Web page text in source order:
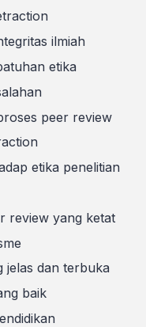
ilmiah
etika
peer review
etika penelitian
review yang ketat
jelas dan terbuka
baik